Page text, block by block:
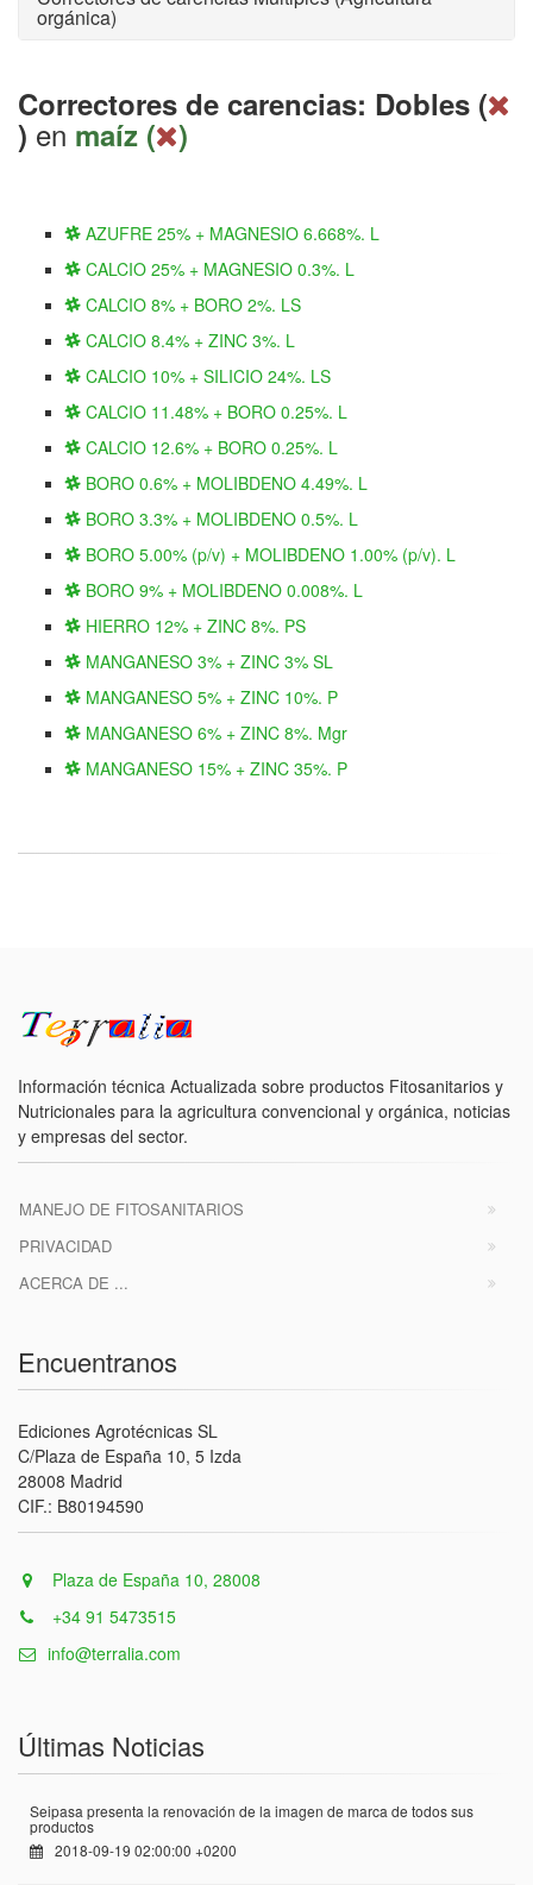
orgánica)
Correctores de carencias: Dobles (
) en maíz ( )
AZUFRE 25% + MAGNESIO 6.668%. L
CALCIO 25% + MAGNESIO 0.3%. L
CALCIO 8% + BORO 2%. LS
CALCIO 8.4% + ZINC 3%. L
CALCIO 10% + SILICIO 24%. LS
CALCIO 11.48% + BORO 0.25%. L
CALCIO 12.6% + BORO 0.25%. L
BORO 0.6% + MOLIBDENO 4.49%. L
BORO 3.3% + MOLIBDENO 0.5%. L
BORO 5.00% (p/v) + MOLIBDENO 1.00% (p/v). L
BORO 9% + MOLIBDENO 0.008%. L
HIERRO 12% + ZINC 8%. PS
MANGANESO 3% + ZINC 3% SL
MANGANESO 5% + ZINC 10%. P
MANGANESO 6% + ZINC 8%. Mgr
MANGANESO 15% + ZINC 35%. P
Información técnica Actualizada sobre productos Fitosanitarios y
Nutricionales para la agricultura convencional y orgánica, noticias
y empresas del sector.
MANEJO DE FITOSANITARIOS
PRIVACIDAD
ACERCA DE ...
Encuentranos
Ediciones Agrotécnicas SL
C/Plaza de España 10, 5 Izda
28008 Madrid
CIF.: B80194590
Plaza de España 10, 28008
+34 91 5473515
info@terralia.com
Últimas Noticias
Seipasa presenta la renovación de la imagen de marca de todos sus
productos
2018-09-19 02:00:00 +0200